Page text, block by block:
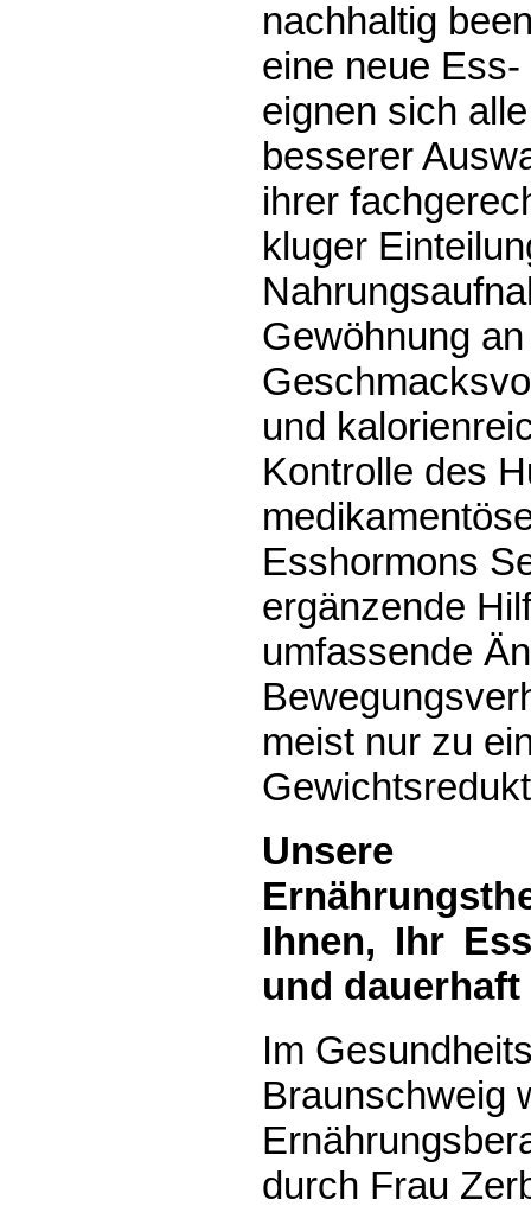
nachhaltig
eine neue
eignen sich
besserer
ihrer
kluger
Gewöhnung
und
Kontrolle des
Esshormons
ergänzende
umfassende
meist nur zu
Unsere
Ihnen, Ihr
und
Im
Braunschweig
durch Frau